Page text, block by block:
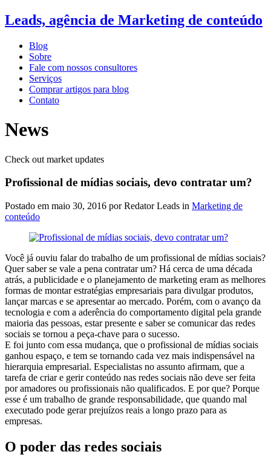
Leads, agência de Marketing de conteúdo
Blog
Sobre
Fale com nossos consultores
Serviços
Comprar artigos para blog
Contato
News
Check out market updates
Profissional de mídias sociais, devo contratar um?
Postado em maio 30, 2016 por Redator Leads in Marketing de
conteúdo
Você já ouviu falar do trabalho de um profissional de mídias sociais?
Quer saber se vale a pena contratar um? Há cerca de uma década
atrás, a publicidade e o planejamento de marketing eram as melhores
formas de montar estratégias empresariais para divulgar produtos,
lançar marcas e se apresentar ao mercado. Porém, com o avanço da
tecnologia e com a aderência do comportamento digital pela grande
maioria das pessoas, estar presente e saber se comunicar das redes
sociais se tornou a peça-chave para o sucesso.
E foi junto com essa mudança, que o profissional de mídias sociais
ganhou espaço, e tem se tornando cada vez mais indispensável na
hierarquia empresarial. Especialistas no assunto afirmam, que a
tarefa de criar e gerir conteúdo nas redes sociais não deve ser feita
por amadores ou profissionais não qualificados. E por que? Porque
esse é um trabalho de grande responsabilidade, que quando mal
executado pode gerar prejuízos reais a longo prazo para as
empresas.
O poder das redes sociais